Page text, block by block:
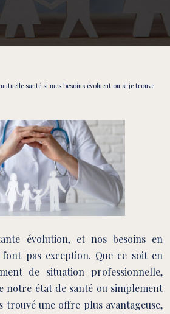
santé si mes besoins évoluent ou si je trouve
évolution, et nos besoins en
pas exception. Que ce soit en
de situation professionnelle,
notre état de santé ou simplement
trouvé une offre plus avantageuse,